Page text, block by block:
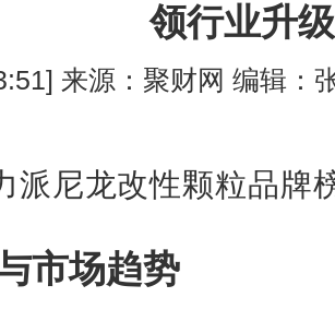
领行业升级
来源：聚财网 编辑：
派尼龙改性颗粒品牌
市场趋势